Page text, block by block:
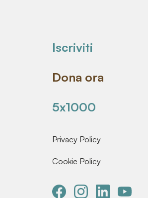
Iscriviti
Dona ora
5x1000
Privacy Policy
Cookie Policy